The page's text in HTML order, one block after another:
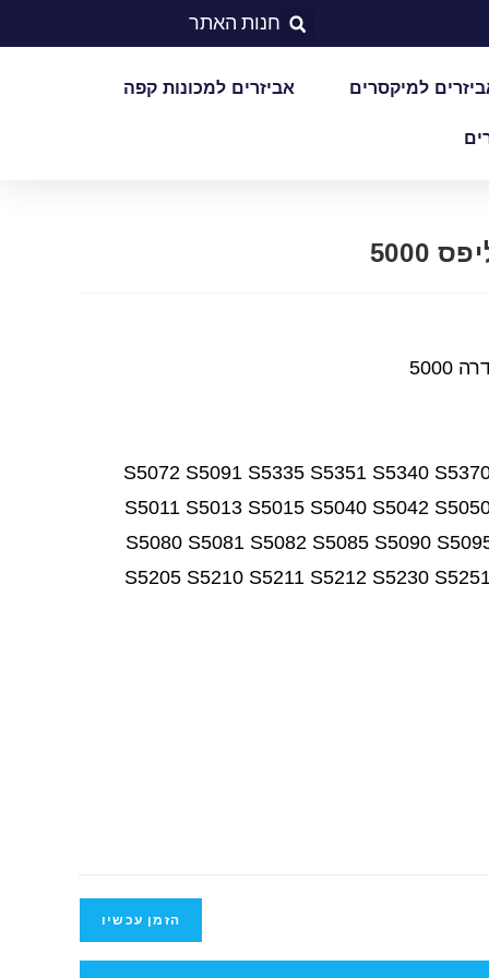
חנות האתר
למיקסרים אביזרים למכונות קפה
S5072 S5091 S5335 S5351 S5340
S5011 S5013 S5015 S5040 S5042
S5080 S5081 S5082 S5085 S5090
S5205 S5210 S5211 S5212 S5230
הזמן עכשיו